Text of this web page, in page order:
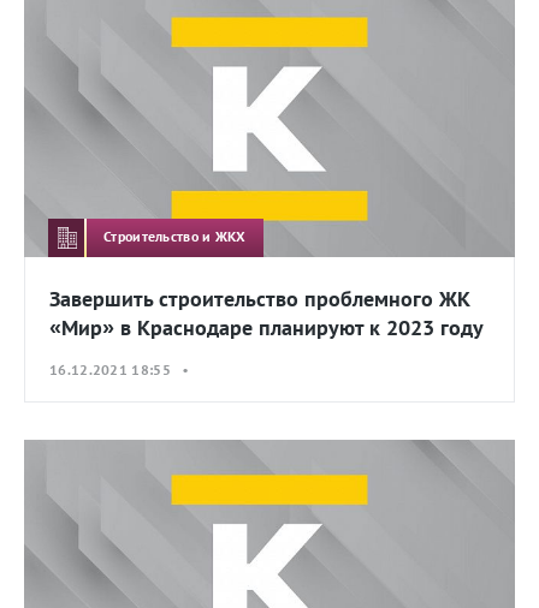
Строительство и ЖКХ
Завершить строительство проблемного ЖК
«Мир» в Краснодаре планируют к 2023 году
16.12.2021 18:55 •